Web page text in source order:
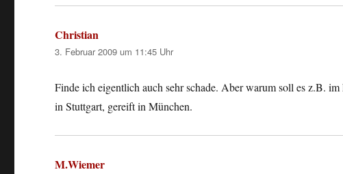
Christian
3. Februar 2009 um 11:45 Uhr
Finde ich eigentlich auch sehr schade. Aber warum soll es z.B.
in Stuttgart, gereift in München.
M.Wiemer